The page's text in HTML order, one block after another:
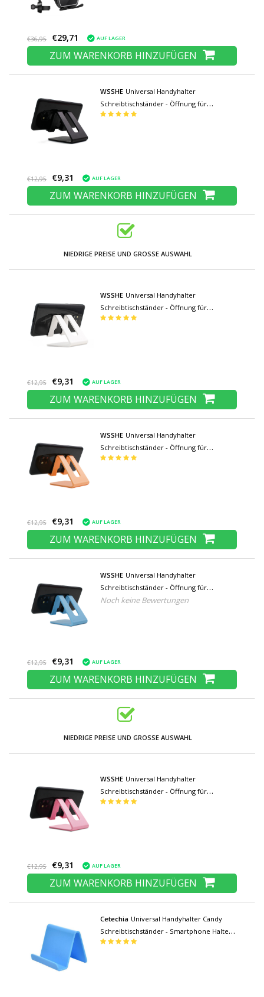
€36,95 €29,71 AUF LAGER
ZUM WARENKORB HINZUFÜGEN
WSSHE Universal Handyhalter
Schreibtischständer - Öffnung für
Ladegerät - Videotelefonhalter
€12,95 €9,31 AUF LAGER
ZUM WARENKORB HINZUFÜGEN
NIEDRIGE PREISE UND GROSSE AUSWAHL
WSSHE Universal Handyhalter
Schreibtischständer - Öffnung für
Ladegerät - Videotelefonhalter
€12,95 €9,31 AUF LAGER
ZUM WARENKORB HINZUFÜGEN
WSSHE Universal Handyhalter
Schreibtischständer - Öffnung für
Ladegerät - Videotelefonhalter
€12,95 €9,31 AUF LAGER
ZUM WARENKORB HINZUFÜGEN
WSSHE Universal Handyhalter
Schreibtischständer - Öffnung für
Ladegerät - Videotelefonhalter
Noch keine Bewertungen
€12,95 €9,31 AUF LAGER
ZUM WARENKORB HINZUFÜGEN
NIEDRIGE PREISE UND GROSSE AUSWAHL
WSSHE Universal Handyhalter
Schreibtischständer - Öffnung für
Ladegerät - Videotelefonhalter
€12,95 €9,31 AUF LAGER
ZUM WARENKORB HINZUFÜGEN
Cetechia Universal Handyhalter Candy
Schreibtischständer - Smartphone Halter
für Videoanrufe Schreibtischständer Blau